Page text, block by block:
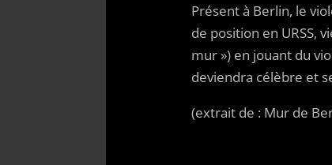
Présent à Berlin, le
de position en URSS,
mur ») en jouant du
deviendra célèbre et
(extrait de : Mur de